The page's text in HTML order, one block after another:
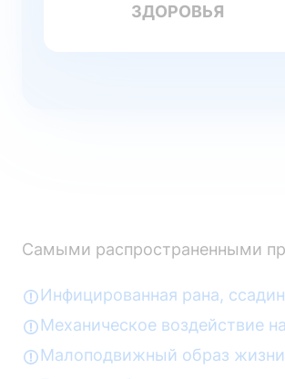
ЗДОРОВЬЯ
Самыми распространенными
Инфицированная рана,
Механическое воздействие
Малоподвижный образ